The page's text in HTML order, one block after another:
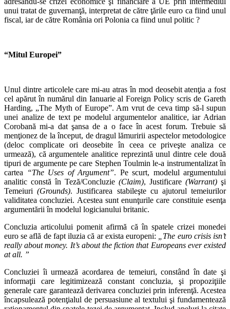
unui tratat de guvernanţă, interpretat de către ţările euro ca fiind unul
fiscal, iar de către România ori Polonia ca fiind unul politic ?
“Mitul Europei”
Unul dintre articolele care mi-au atras în mod deosebit atenţia a fost
cel apărut în numărul din Ianuarie al Foreign Policy scris de Gareth
Harding, „The Myth of Europe”. Am vrut de ceva timp să-l supun
unei analize de text pe modelul argumentelor analitice, iar Adrian
Corobană mi-a dat şansa de a o face în acest forum. Trebuie să
menţionez de la început, de dragul lămuririi aspectelor metodologice
(deloc complicate ori deosebite în ceea ce priveşte analiza ce
urmează), că argumentele analitice reprezintă unul dintre cele două
tipuri de argumente pe care Stephen Toulmin le-a instrumentalizat în
cartea
“The Uses of Argument”. Pe scurt, modelul argumentului
analitic constă în Teză/Concluzie (Claim), Justificare (Warrant) şi
Temeiuri(Grounds). Justificarea stabileşte cu ajutorul temeiurilor
validitatea concluziei. Acestea sunt enunţurile care constituie esenţa
argumentării în modelul logicianului britanic.
Concluzia articolului pomenit afirmă că în spatele crizei monedei
euro se află de fapt iluzia că ar exista europeni:
„The euro crisis isn’t
really about money. It’s about the fiction that Europeans ever existed
at all. ”
Concluziei îi urmează acordarea de temeiuri, constând în date şi
informaţii care legitimizează constant concluzia, şi propoziţiile
generale care garantează derivarea concluziei prin inferenţă. Acestea
încapsulează potenţialul de persuasiune al textului şi fundamentează